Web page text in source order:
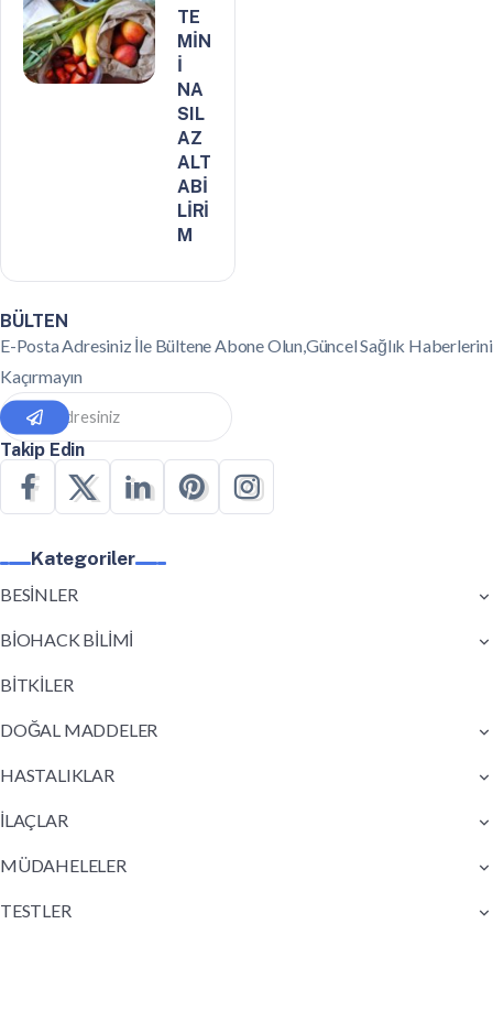
TE
MİN
İ
NA
SIL
AZ
ALT
ABİ
LİRİ
M
BÜLTEN
E-Posta Adresiniz İle Bültene Abone Olun,Güncel Sağlık Haberlerini
Kaçırmayın
Takip Edin
Kategoriler
BESİNLER
BİOHACK BİLİMİ
BİTKİLER
DOĞAL MADDELER
HASTALIKLAR
İLAÇLAR
MÜDAHELELER
TESTLER